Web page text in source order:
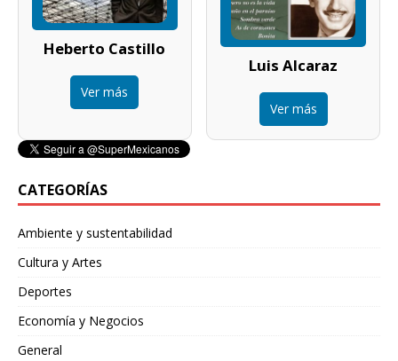
Heberto Castillo
Ver más
Luis Alcaraz
Ver más
CATEGORÍAS
Ambiente y sustentabilidad
Cultura y Artes
Deportes
Economía y Negocios
General